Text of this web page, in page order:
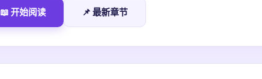
📖 开始阅读 📌 最新章节